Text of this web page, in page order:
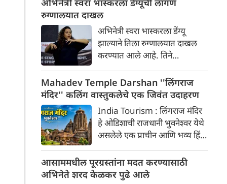
अभिनेत्री स्वरा भास्करला डेंग्यूची लागण
रुग्णालयात दाखल
अभिनेत्री स्वरा भास्करला डेंग्यू
झाल्याने तिला रुग्णालयात दाखल
करण्यात आले आहे. तिने
तिच्या इंस्टाग्राम स्टोरीवर शेअर केला
आहे
Mahadev Temple Darshan ''लिंगराज
मंदिर'' कलिंग वास्तुकलेचे एक जिवंत उदाहरण
India Tourism : लिंगराज मंदिर
हे ओडिशाची राजधानी भुवनेश्वर येथे
असलेले एक प्राचीन आणि भव्य हिंदू
आणि सर्वात महत्त्वाचे मंदिर मानले
जाते.
आसाममधील पूरग्रस्तांना मदत करण्यासाठी
अभिनेते शरद केळकर पुढे आले